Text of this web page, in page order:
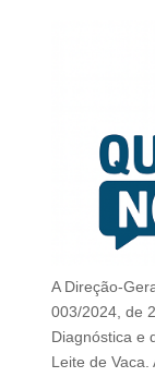
A Direção-
003/2024, de
Diagnóstica e
Leite de